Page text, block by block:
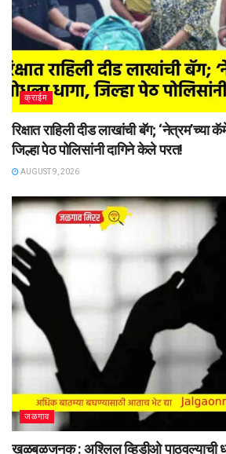
क्राईम
रिक्षात राहिली दीड लाखांची बॅग; ‘नेत्रम’च्या
जिल्हा पेठ पोलिसांनी दागिने केले परत!
AUGUST 9, 2026
जळगाव
खळबळजनक : अश्लिल व्हिडीओ पाठवल्याची